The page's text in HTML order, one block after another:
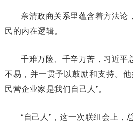
亲清政商关系里蕴含着方法论
民的内在逻辑。
千难万险、千辛万苦，习近平
不易，并一贯予以鼓励和支持。
民营企业家是我们自己人”。
“自己人”，这一次联组会上，